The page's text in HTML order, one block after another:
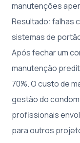
manutenções
Resultado: falhas
sistemas de
Após fechar um
manutenção
70%. O custo de
gestão do
profissionais
para outros